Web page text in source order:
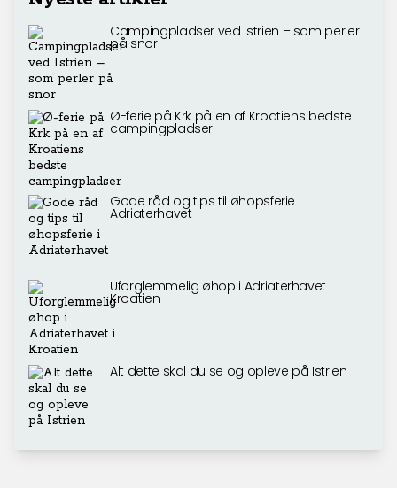
Campingpladser ved Istrien – som perler
på snor
Ø-ferie på Krk på en af Kroatiens bedste
campingpladser
Gode råd og tips til øhopsferie i
Adriaterhavet
Uforglemmelig øhop i Adriaterhavet i
Kroatien
Alt dette skal du se og opleve på Istrien